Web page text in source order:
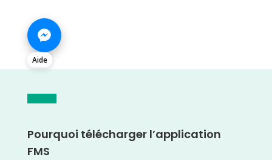
Aide
Pourquoi télécharger l’application
FMS